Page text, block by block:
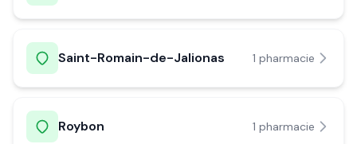
Saint-Romain-de-Jalionas 1 pharmacie
Roybon 1 pharmacie